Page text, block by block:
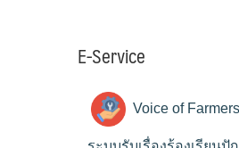
E-Service
Voice of Farmers